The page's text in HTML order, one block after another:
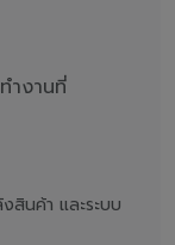
ำงานที่
สินค้า และระบบ